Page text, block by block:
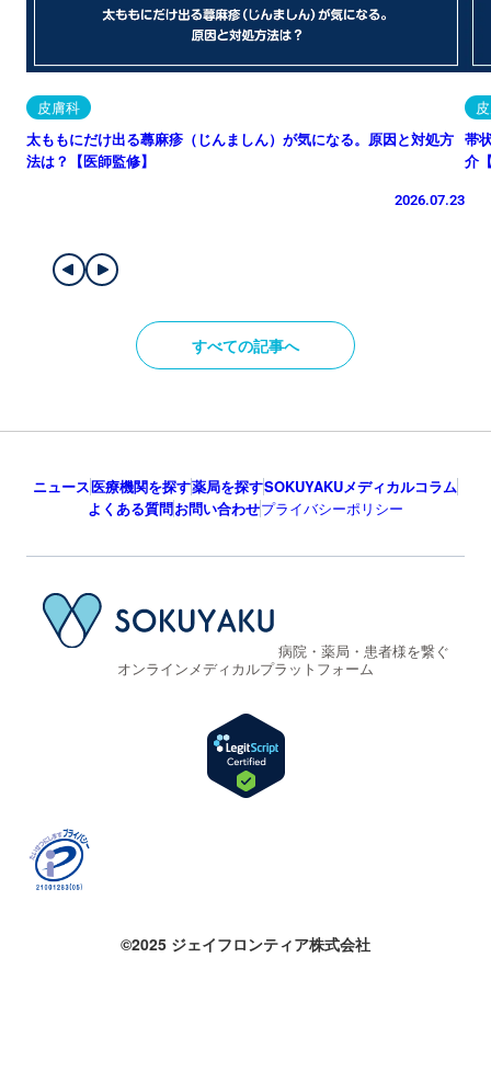
皮膚科
太ももにだけ出る蕁麻疹（じんましん）が気になる。原因と対処方
法は？【医師監修】
2026.07.23
帯
介
すべての記事へ
ニュース医療機関を探す薬局を探すSOKUYAKUメディカルコラム
よくある質問お問い合わせプライバシーポリシー
病院・薬局・患者様を繋ぐ
オンラインメディカルプラットフォーム
©2025 ジェイフロンティア株式会社